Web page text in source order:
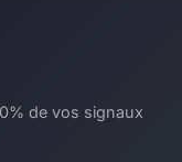
de vos signaux